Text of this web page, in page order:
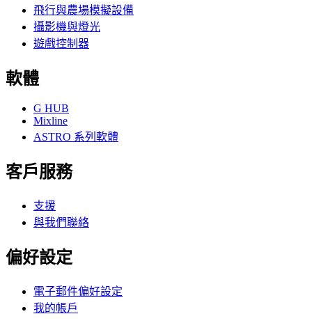
飛行與農場模擬設備
攝影機與燈光
遊戲控制器
軟體
G HUB
Mixline
ASTRO 系列軟體
客戶服務
支援
與我們聯絡
偏好設定
電子郵件偏好設定
我的帳戶